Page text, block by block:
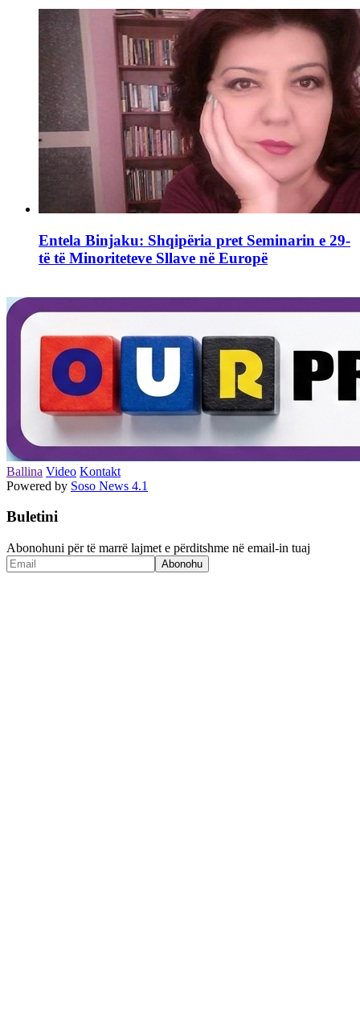
Entela Binjaku: Shqipëria pret Seminarin e 29-
të të Minoriteteve Sllave në Europë
Ballina Video Kontakt
Powered by Soso News 4.1
Buletini
Abonohuni për të marrë lajmet e përditshme në email-in tuaj
Abonohu